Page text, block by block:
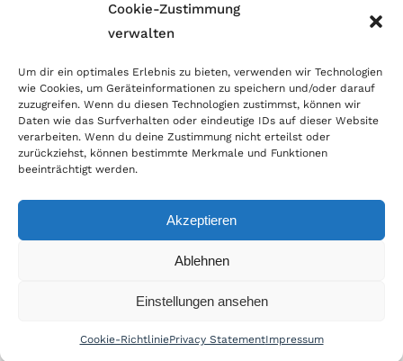
Cookie-Zustimmung
verwalten
Um dir ein optimales Erlebnis zu bieten, verwenden wir Technologien
wie Cookies, um Geräteinformationen zu speichern und/oder darauf
zuzugreifen. Wenn du diesen Technologien zustimmst, können wir
Daten wie das Surfverhalten oder eindeutige IDs auf dieser Website
verarbeiten. Wenn du deine Zustimmung nicht erteilst oder
zurückziehst, können bestimmte Merkmale und Funktionen
beeinträchtigt werden.
Akzeptieren
Ablehnen
Einstellungen ansehen
Cookie-RichtliniePrivacy StatementImpressum
Der Händlerbund setzt sich für sicheren und
erfolgreichen E-Commerce ein. Auch wir sind wie
viele Onlineshops im Netz Mitglied im Händlerbund
und unterstützen fairen Onlinehandel.
Widerruf|Zahlung & Versand